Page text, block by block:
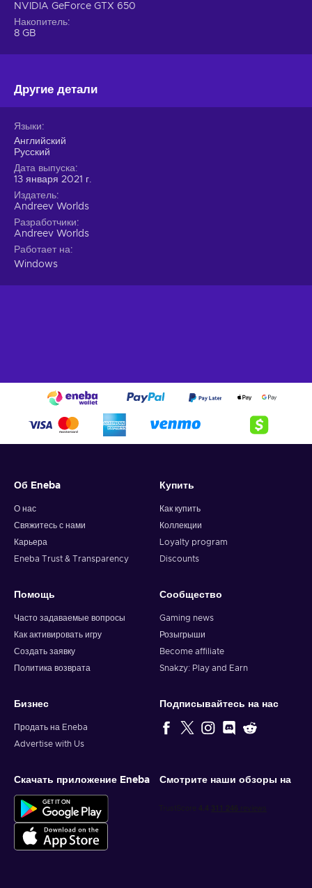
NVIDIA GeForce GTX 650
Накопитель
8 GB
Другие детали
Языки
Английский
Русский
Дата выпуска
13 января 2021 г.
Издатель
Andreev Worlds
Разработчики
Andreev Worlds
Работает на
Windows
Об Eneba
О нас
Свяжитесь с нами
Карьера
Eneba Trust & Transparency
Купить
Как купить
Коллекции
Loyalty program
Discounts
Помощь
Часто задаваемые вопросы
Как активировать игру
Создать заявку
Политика возврата
Сообщество
Gaming news
Розыгрыши
Become affiliate
Snakzy: Play and Earn
Бизнес
Продать на Eneba
Advertise with Us
Подписывайтесь на нас
Скачать приложение Eneba Смотрите наши обзоры на